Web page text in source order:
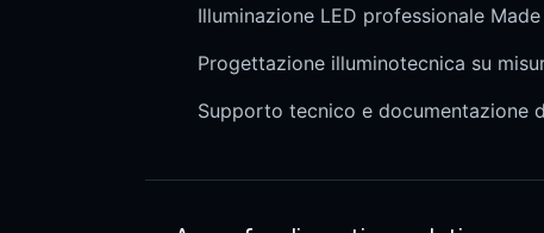
Illuminazione LED professionale
Progettazione illuminotecnica su
Supporto tecnico e documentazione